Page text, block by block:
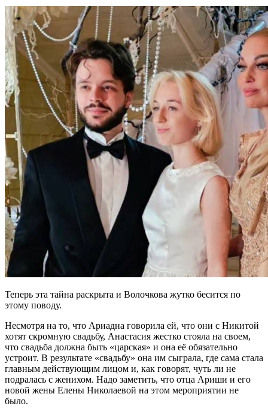
Теперь эта тайна раскрыта и Волочкова жутко бесится по
этому поводу.
Несмотря на то, что Ариадна говорила ей, что они с Никитой
хотят скромную свадьбу, Анастасия жестко стояла на своем,
что свадьба должна быть «царская» и она её обязательно
устроит. В результате «свадьбу» она им сыграла, где сама стала
главным действующим лицом и, как говорят, чуть ли не
подралась с женихом. Надо заметить, что отца Ариши и его
новой жены Елены Николаевой на этом мероприятии не
было.